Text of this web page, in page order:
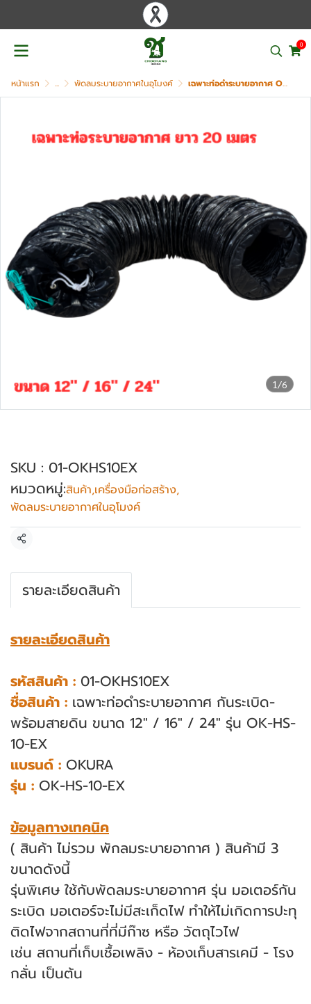
0
หน้าแรก ... พัดลมระบายอากาศในอุโมงค์ เฉพาะท่อดำระบายอากาศ OKURA รุ่น OK-HS-10-EX
1/6
SKU : 01-OKHS10EX
หมวดหมู่:สินค้า,เครื่องมือก่อสร้าง,
พัดลมระบายอากาศในอุโมงค์
แชร์
รายละเอียดสินค้า
รายละเอียดสินค้า
รหัสสินค้า : 01-OKHS10EX
ชื่อสินค้า : เฉพาะท่อดำระบายอากาศ กันระเบิด-
พร้อมสายดิน ขนาด 12" / 16" / 24" รุ่น OK-HS-
10-EX
แบรนด์ : OKURA
รุ่น : OK-HS-10-EX
ข้อมูลทางเทคนิค
( สินค้า ไม่รวม พักลมระบายอากาศ ) สินค้ามี 3
ขนาดดังนี้
รุ่นพิเศษ ใช้กับพัดลมระบายอากาศ รุ่น มอเตอร์กัน
ระเบิด มอเตอร์จะไม่มีสะเก็ดไฟ ทําให้ไม่เกิดการปะทุ
ติดไฟจากสถานที่ที่มีก๊าซ หรือ วัตถุไวไฟ
เช่น สถานที่เก็บเชื้อเพลิง - ห้องเก็บสารเคมี - โรง
กลั่น เป็นต้น